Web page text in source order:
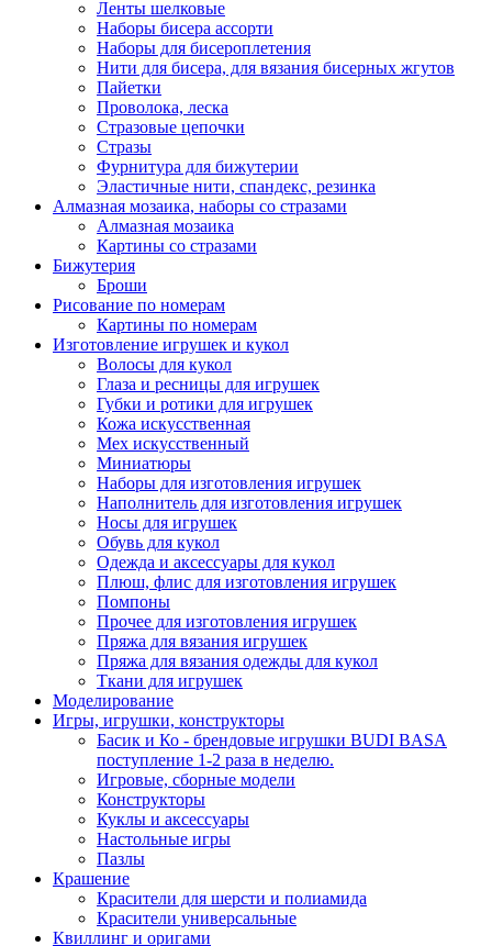
Ленты шелковые
Наборы бисера ассорти
Наборы для бисероплетения
Нити для бисера, для вязания бисерных жгутов
Пайетки
Проволока, леска
Стразовые цепочки
Стразы
Фурнитура для бижутерии
Эластичные нити, спандекс, резинка
Алмазная мозаика, наборы со стразами
Алмазная мозаика
Картины co стразами
Бижутерия
Броши
Рисование по номерам
Картины по номерам
Изготовление игрушек и кукол
Волосы для кукол
Глаза и ресницы для игрушек
Губки и ротики для игрушек
Кожа искусственная
Мех искусственный
Миниатюры
Наборы для изготовления игрушек
Наполнитель для изготовления игрушек
Носы для игрушек
Обувь для кукол
Одежда и аксессуары для кукол
Плюш, флис для изготовления игрушек
Помпоны
Прочее для изготовления игрушек
Пряжа для вязания игрушек
Пряжа для вязания одежды для кукол
Ткани для игрушек
Моделирование
Игры, игрушки, конструкторы
Басик и Ко - брендовые игрушки BUDI BASA
поступление 1-2 раза в неделю.
Игровые, сборные модели
Конструкторы
Куклы и аксессуары
Настольные игры
Пазлы
Крашение
Красители для шерсти и полиамида
Красители универсальные
Квиллинг и оригами